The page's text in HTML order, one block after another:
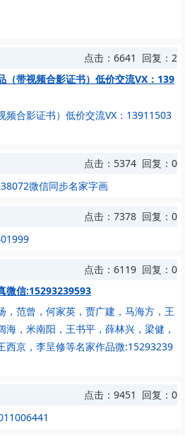
点击：6641 回复：2
（带视频合影证书）低价交流VX：139
频合影证书）低价交流VX：13911503
点击：5374 回复：0
微信同步名家字画
点击：7378 回复：0
点击：6119 回复：0
微信:15293239593
，范曾，何家英，贾广建，马海方，王
，米南阳，王书平，薛林兴，梁健，
西京，李呈修等名家作品微:15293239
点击：9451 回复：0